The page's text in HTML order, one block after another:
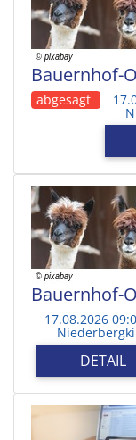
Bauernhof-
abgesagt
Bauernhof-
17.08.2026
DETAIL